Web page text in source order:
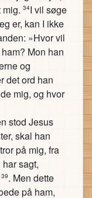
34I vil søge
er, kan I ikke
»Hvor vil
Mon han
og
det ord han
mig, og hvor
stod Jesus
skal han
på mig, fra
sagt,
39. Men dette
på ham,